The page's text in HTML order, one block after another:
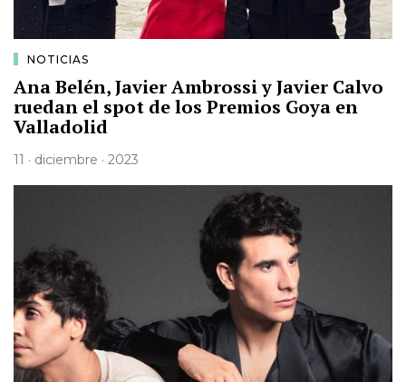
NOTICIAS
Ana Belén, Javier Ambrossi y Javier Calvo
ruedan el spot de los Premios Goya en
Valladolid
11 · diciembre · 2023